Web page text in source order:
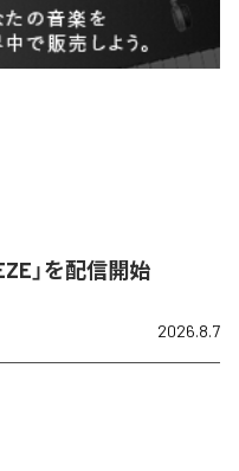
」を配信開始
2026.8.7